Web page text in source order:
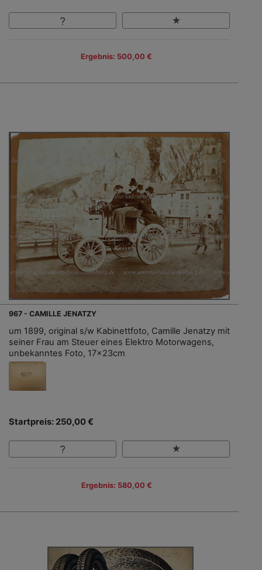
Ergebnis: 500,00 €
967 - CAMILLE JENATZY
um 1899, original s/w Kabinettfoto, Camille Jenatzy mit
seiner Frau am Steuer eines Elektro Motorwagens,
unbekanntes Foto, 17x23cm
Startpreis: 250,00 €
Ergebnis: 580,00 €